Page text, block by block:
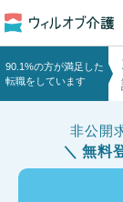
90.1%の方が満足した
転職をしています
非公開
無料